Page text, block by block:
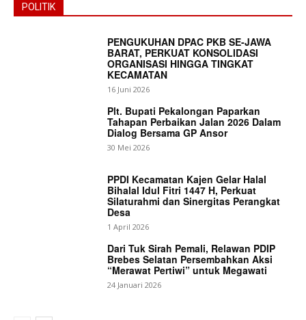
News Week
Magazine PRO
POLITIK
PENGUKUHAN DPAC PKB SE-JAWA
BARAT, PERKUAT KONSOLIDASI
ORGANISASI HINGGA TINGKAT
KECAMATAN
16 Juni 2026
Plt. Bupati Pekalongan Paparkan
Tahapan Perbaikan Jalan 2026 Dalam
Dialog Bersama GP Ansor
30 Mei 2026
PPDI Kecamatan Kajen Gelar Halal
Bihalal Idul Fitri 1447 H, Perkuat
Silaturahmi dan Sinergitas Perangkat
Desa
1 April 2026
Dari Tuk Sirah Pemali, Relawan PDIP
Brebes Selatan Persembahkan Aksi
“Merawat Pertiwi” untuk Megawati
24 Januari 2026